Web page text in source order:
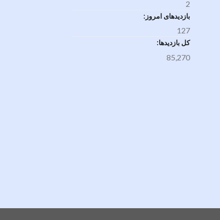
2
بازدیدهای امروز:
127
کل بازدیدها:
85,270